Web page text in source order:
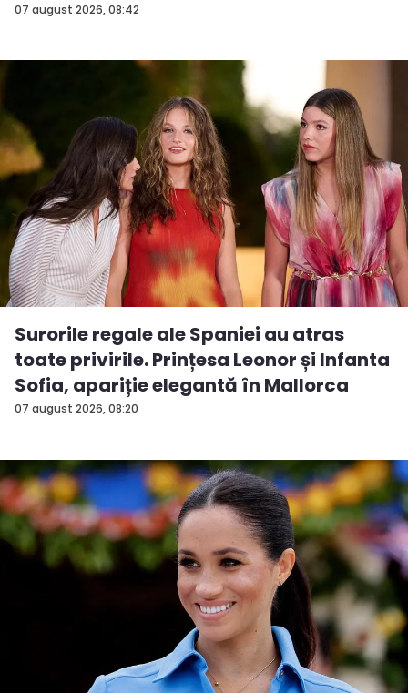
07 august 2026, 08:42
07 august 2026, 08:20
Surorile regale ale Spaniei au atras
toate privirile. Prințesa Leonor și Infanta
Sofia, apariție elegantă în Mallorca